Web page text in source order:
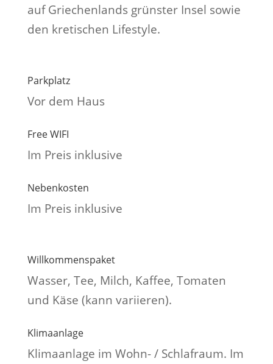
auf Griechenlands grünster Insel sowie
den kretischen Lifestyle.
Parkplatz
Vor dem Haus
Free WIFI
Im Preis inklusive
Nebenkosten
Im Preis inklusive
Willkommenspaket
Wasser, Tee, Milch, Kaffee, Tomaten
und Käse (kann variieren).
Klimaanlage
Klimaanlage im Wohn- / Schlafraum. Im